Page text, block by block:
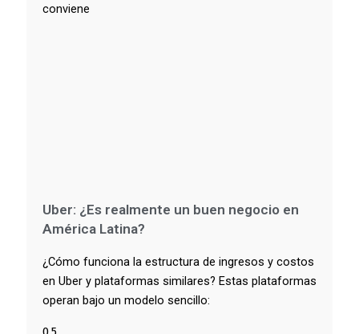
conviene
Uber: ¿Es realmente un buen negocio en
América Latina?
¿Cómo funciona la estructura de ingresos y costos
en Uber y plataformas similares? Estas plataformas
operan bajo un modelo sencillo: